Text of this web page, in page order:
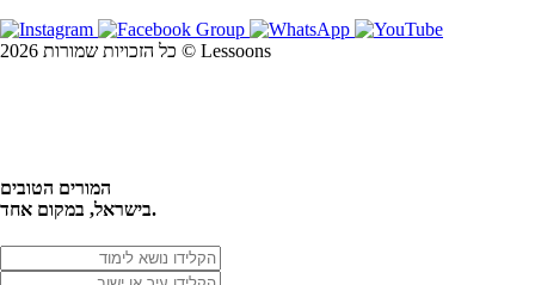
כל הזכויות שמורות 2026 © Lessoons
המורים הטובים
בישראל, במקום אחד.